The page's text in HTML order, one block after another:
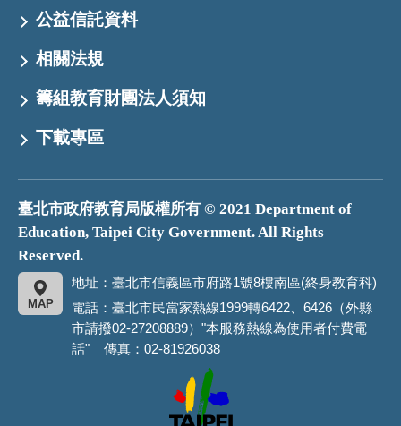
公益信託資料
相關法規
籌組教育財團法人須知
下載專區
臺北市政府教育局版權所有 © 2021 Department of
Education, Taipei City Government. All Rights
Reserved.
地址：臺北市信義區市府路1號8樓南區(終身教育科)
MAP
電話：臺北市民當家熱線1999轉6422、6426（外縣
市請撥02-27208889）"本服務熱線為使用者付費電
話" 傳真：02-81926038
市
政